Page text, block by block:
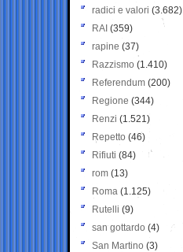
radici e valori (3.682)
RAI (359)
rapine (37)
Razzismo (1.410)
Referendum (200)
Regione (344)
Renzi (1.521)
Repetto (46)
Rifiuti (84)
rom (13)
Roma (1.125)
Rutelli (9)
san gottardo (4)
San Martino (3)